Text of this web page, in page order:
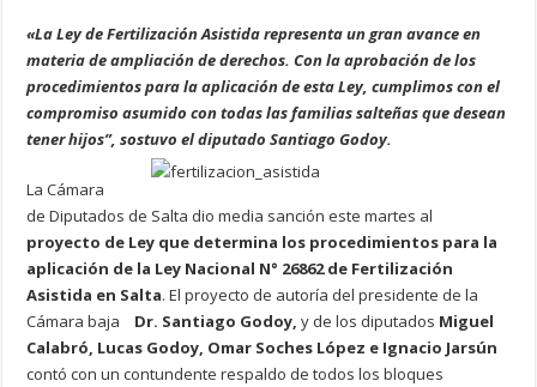
«La Ley de Fertilización Asistida representa un gran avance en
materia de ampliación de derechos. Con la aprobación de los
procedimientos para la aplicación de esta Ley, cumplimos con el
compromiso asumido con todas las familias salteñas que desean
tener hijos”, sostuvo el diputado Santiago Godoy.
La Cámara
de Diputados de Salta dio media sanción este martes al
proyecto de Ley que determina los procedimientos para la
aplicación de la Ley Nacional N° 26862 de Fertilización
Asistida en Salta. El proyecto de autoría del presidente de la
Cámara baja Dr. Santiago Godoy,y de los diputados Miguel
Calabró, Lucas Godoy, Omar Soches López e Ignacio Jarsún
contó con un contundente respaldo de todos los bloques